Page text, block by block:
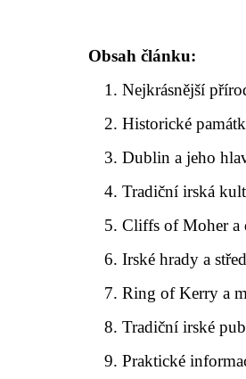
Obsah článku:
Nejkrásnější
Historické
Dublin a jeho
Tradiční irská
Cliffs of Moher a
Irské hrady a
Ring of Kerry a
Tradiční irské
Praktické